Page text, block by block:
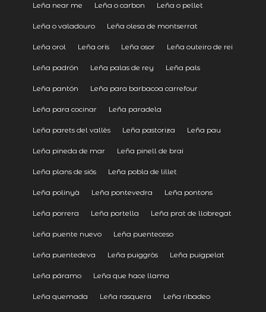
Leña near me Leña o carbon Leña o pellet
Leña o valadouro Leña olesa de montserrat
Leña orol Leña orís Leña osor Leña outeiro de rei
Leña padrón Leña palas de rey Leña pals
Leña pantón Leña para barbacoa carrefour
Leña para cocinar Leña paradela
Leña parets del vallès Leña pastoriza Leña pau
Leña pineda de mar Leña pinell de brai
Leña plans de siós Leña pobla de lillet
Leña polinyà Leña pontevedra Leña pontons
Leña porrera Leña portella Leña prat de llobregat
Leña puente nuevo Leña puenteceso
Leña puentedeva Leña puiggròs Leña puigpelat
Leña páramo Leña que hace llama
Leña quemada Leña rasquera Leña ribadeo